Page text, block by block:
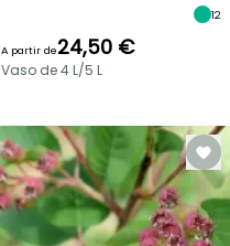
12
A partir de24,50 €
Vaso de 4 L/5 L